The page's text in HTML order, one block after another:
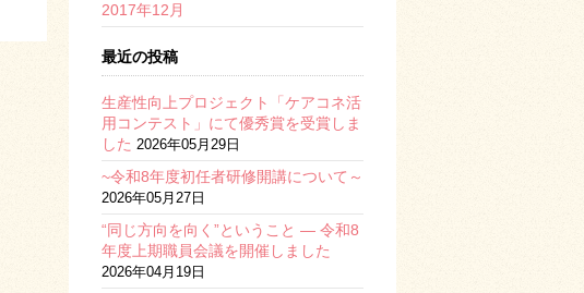
2017年12月
最近の投稿
生産性向上プロジェクト「ケアコネ活
用コンテスト」にて優秀賞を受賞しま
した 2026年05月29日
~令和8年度初任者研修開講について～
2026年05月27日
“同じ方向を向く”ということ ― 令和8
年度上期職員会議を開催しました
2026年04月19日